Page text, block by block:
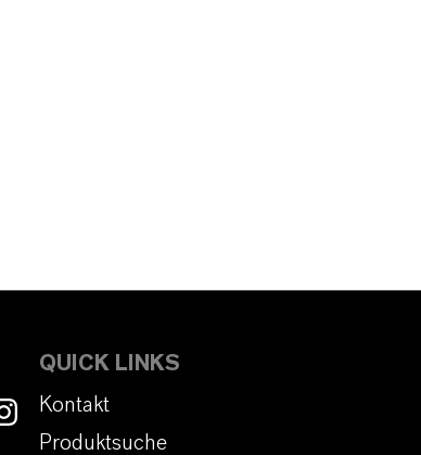
QUICK LINKS
Kontakt
Produktsuche